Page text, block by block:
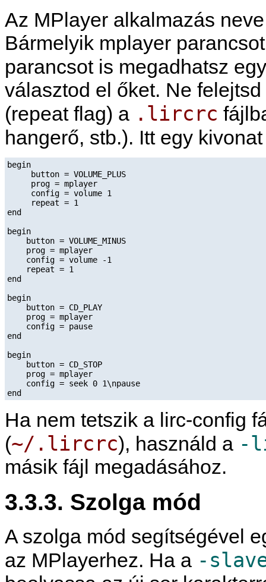
Az MPlayer alkalmazás
Bármelyik mplayer
parancsot is megadhatsz
választod el őket. Ne
(repeat flag) a .lircrc
hangerő, stb.). Itt egy
begin
     button = VOLUME_PLUS
     prog = mplayer
     config = volume 1
     repeat = 1
end
begin
    button = VOLUME_MINUS
    prog = mplayer
    config = volume -1
    repeat = 1
end
begin
    button = CD_PLAY
    prog = mplayer
    config = pause
end
begin
    button = CD_STOP
    prog = mplayer
    config = seek 0 1\npause
end
Ha nem tetszik a lirc-config
(~/.lircrc), használd a -
másik fájl megadásához.
3.3.3. Szolga mód
A szolga mód segítségével
az MPlayerhez. Ha a -